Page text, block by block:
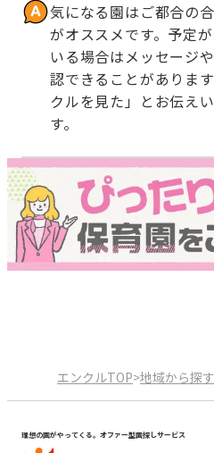
気になる園はご都合の
がオススメです。予定
いる場合はメッセージ
認できることがありま
クルを見た」とお伝え
す。
エンクルTOP>地域から探す
理想の園がやってくる。オファー型園探しサービス